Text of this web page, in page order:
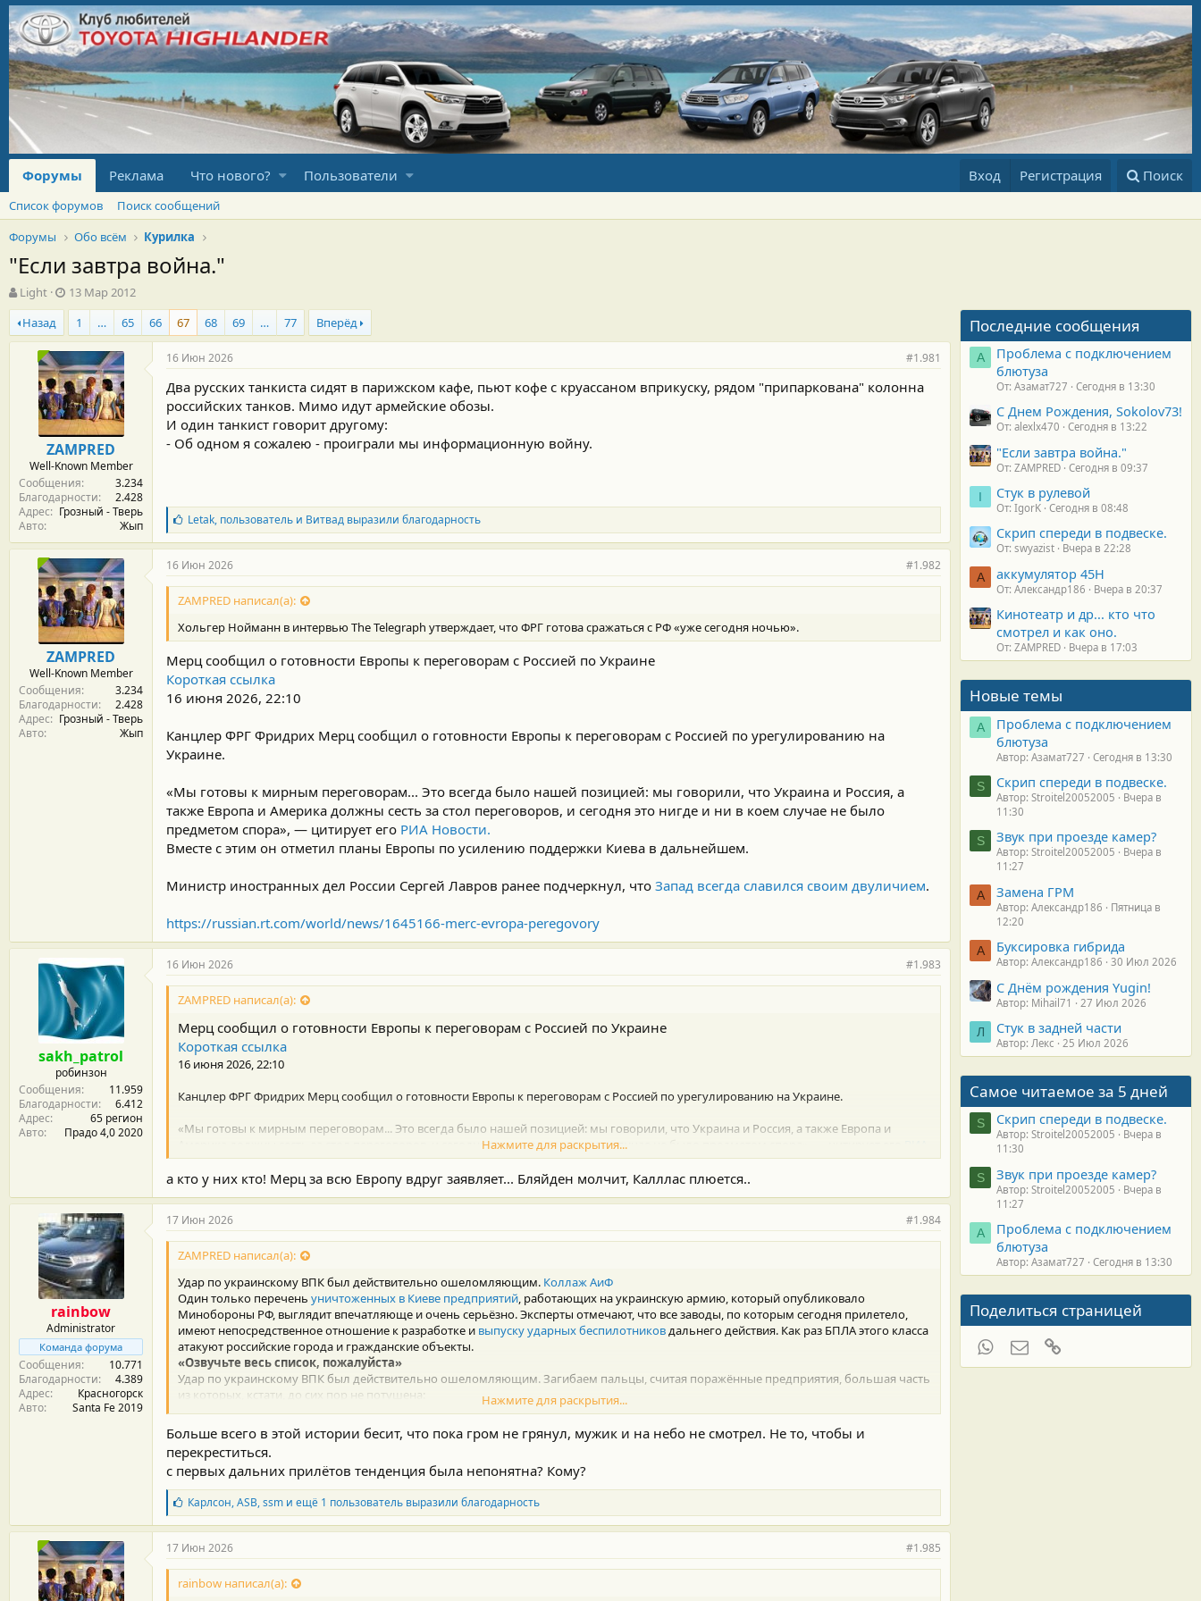
Форумы Реклама Что нового? Пользователи Вход Регистрация Поиск
Список форумов
Поиск сообщений
Форумы
Обо всём Курилка
"Если завтра война."
А
в
т
о
Light
Д
а
а
н
а
ч
а
л
а
13 Мар 2012
Назад
1 … 65 66 67 68 69 … 77 Вперёд
ZAMPRED
Well-Known Member
Сообщения
3.234
Благодарности
2.428
Адрес
Грозный - Тверь
Авто
Жып
16 Июн 2026 #1.981
Два русских танкиста сидят в парижском кафе, пьют кофе с круассаном вприкуску, рядом "припаркована" колонна
российских танков. Мимо идут армейские обозы.
И один танкист говорит другому:
- Об одном я сожалею - проиграли мы информационную войну.
Б
л
а
г
о
д
а
н
с
т
:
Letak, пользовательи Витвадвыразили благодарность
ZAMPRED
Well-Known Member
Сообщения
3.234
Благодарности
2.428
Адрес
Грозный - Тверь
Авто
Жып
16 Июн 2026 #1.982
ZAMPRED написал(а):
Хольгер Нойманн в интервью The Telegraph утверждает, что ФРГ готова сражаться с РФ «уже сегодня ночью».
Мерц сообщил о готовности Европы к переговорам с Россией по Украине
Короткая ссылка
16 июня 2026, 22:10
Канцлер ФРГ Фридрих Мерц сообщил о готовности Европы к переговорам с Россией по урегулированию на
Украине.
«Мы готовы к мирным переговорам... Это всегда было нашей позицией: мы говорили, что Украина и Россия, а
также Европа и Америка должны сесть за стол переговоров, и сегодня это нигде и ни в коем случае не было
предметом спора», — цитирует его РИА Новости.
Вместе с этим он отметил планы Европы по усилению поддержки Киева в дальнейшем.
Министр иностранных дел России Сергей Лавров ранее подчеркнул, что Запад всегда славился своим двуличием.
https://russian.rt.com/world/news/1645166-merc-evropa-peregovory
sakh_patrol
робинзон
Сообщения
11.959
Благодарности
6.412
Адрес
65 регион
Авто
Прадо 4,0 2020
16 Июн 2026 #1.983
ZAMPRED написал(а):
Мерц сообщил о готовности Европы к переговорам с Россией по Украине
Короткая ссылка
16 июня 2026, 22:10
Канцлер ФРГ Фридрих Мерц сообщил о готовности Европы к переговорам с Россией по урегулированию на Украине.
«Мы готовы к мирным переговорам... Это всегда было нашей позицией: мы говорили, что Украина и Россия, а также Европа и
Америка должны сесть за стол переговоров, и сегодня это нигде и ни в коем случае не было предметом спора», — цитирует его
Новости.
Вместе с этим он отметил планы Европы по усилению поддержки Киева в дальнейшем.
Министр иностранных дел России Сергей Лавров ранее подчеркнул, чтоЗапад всегда славился своим двуличием.
https://russian.rt.com/world/news/1645166-merc-evropa-peregovory
Нажмите для раскрытия...
а кто у них кто! Мерц за всю Европу вдруг заявляет... Бляйден молчит, Калллас плюется..
rainbow
Administrator
Команда форума
Сообщения
10.771
Благодарности
4.389
Адрес
Красногорск
Авто
Santa Fe 2019
17 Июн 2026 #1.984
ZAMPRED написал(а):
Удар по украинскому ВПК был действительно ошеломляющим. Коллаж АиФ
Один только перечень уничтоженных в Киеве предприятий, работающих на украинскую армию, который опубликовало
Минобороны РФ, выглядит впечатляюще и очень серьёзно. Эксперты отмечают, что все заводы, по которым сегодня прилетело,
имеют непосредственное отношение к разработке и выпуску ударных беспилотниковдальнего действия. Как раз БПЛА этого класса
атакуют российские города и гражданские объекты.
«Озвучьте весь список, пожалуйста»
Удар по украинскому ВПК был действительно ошеломляющим. Загибаем пальцы, считая поражённые предприятия, большая часть
из которых, кстати, до сих пор не потушена:
действия.
предприятие по производству и настройке беспилотников, которое располагалось в ангарах киностудии им. А. Довженко.
ООО «Беспилотные технологии». Вело сборку беспилотников из иностранных компонентов.
АО «Завод Маяк». На этом предприятии производят БПЛА дальнего радиуса действия и стартовые ускорители дляукраинских
крылатых ракет «Фламинго».
ООО «Укр Армо Тех». Сборка боевых частей специальных боеприпасов для беспилотников и ракет нескольких типов.
«Киевский агрегатный завод» и «Авиаремонтный завод № 410 гражданской авиации». Предприятия стратегического значения.
Выпускают специальные комплектующие для производства БПЛА, роботехнических комплексов и средств радиэлектронной
борьбы.
Киевский государственный завод «Буревестник». В цехах этого военного завода производят беспилотники большого радиуса
Нажмите для раскрытия...
Больше всего в этой истории бесит, что пока гром не грянул, мужик и на небо не смотрел. Не то, чтобы и
перекреститься.
с первых дальних прилётов тенденция была непонятна? Кому?
Б
л
а
г
о
д
а
Карлсон,ASB,ssmи ещё 1 пользователь выразили благодарность
17 Июн 2026 #1.985
rainbow написал(а):
Последние сообщения
А
Проблема с подключением
блютуза
От: Азамат727 Сегодня в 13:30
С Днем Рождения, Sokolov73!
От: alexlx470 Сегодня в 13:22
"Если завтра война."
От: ZAMPRED Сегодня в 09:37
I Стук в рулевой
От: IgorK Сегодня в 08:48
Скрип спереди в подвеске.
От: swyazist Вчера в 22:28
А аккумулятор 45H
От: Александр186 Вчера в 20:37
Кинотеатр и др... кто что
смотрел и как оно.
От: ZAMPRED Вчера в 17:03
Новые темы
А
Проблема с подключением
блютуза
Автор: Азамат727 Сегодня в 13:30
S Скрип спереди в подвеске.
Автор: Stroitel20052005
Вчера в
11:30
S Звук при проезде камер?
Автор: Stroitel20052005
Вчера в
11:27
А Замена ГРМ
Автор: Александр186
Пятница в
12:20
А Буксировка гибрида
Автор: Александр186 30 Июл 2026
С Днём рождения Yugin!
Автор: Mihail71 27 Июл 2026
Л Стук в задней части
Автор: Лекс 25 Июл 2026
Самое читаемое за 5 дней
S Скрип спереди в подвеске.
Автор: Stroitel20052005
Вчера в
11:30
S Звук при проезде камер?
Автор: Stroitel20052005
Вчера в
11:27
А
Проблема с подключением
блютуза
Автор: Азамат727 Сегодня в 13:30
Поделиться страницей
WhatsAppЭлектронная почта